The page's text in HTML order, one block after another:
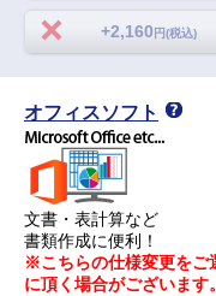
+2,160 円(税込)
オフィスソフト
文書・表計算など
書類作成に便利！
※こちらの仕様変更をご
に頂く場合がございます。